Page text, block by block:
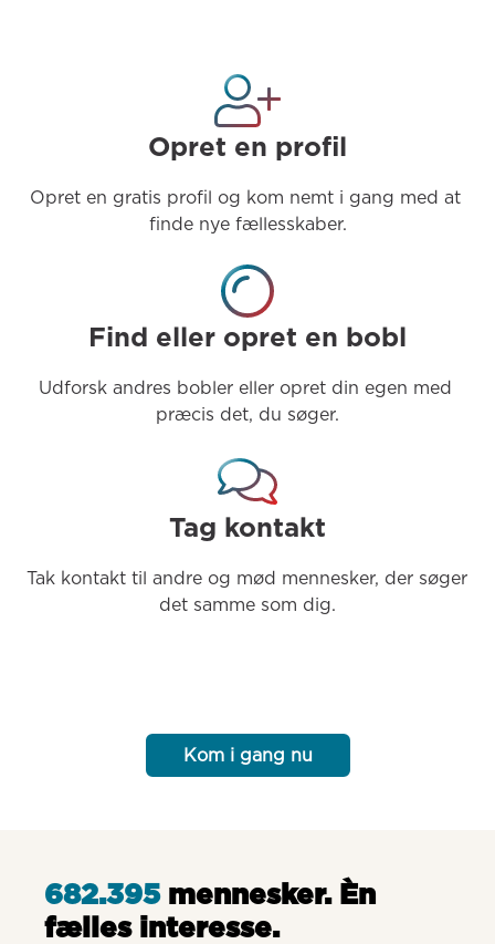
Opret en profil
Opret en gratis profil og kom nemt i gang med at
finde nye fællesskaber.
Find eller opret en bobl
Udforsk andres bobler eller opret din egen med
præcis det, du søger.
Tag kontakt
Tak kontakt til andre og mød mennesker, der søger
det samme som dig.
Kom i gang nu
682.395mennesker. Èn
fælles interesse.